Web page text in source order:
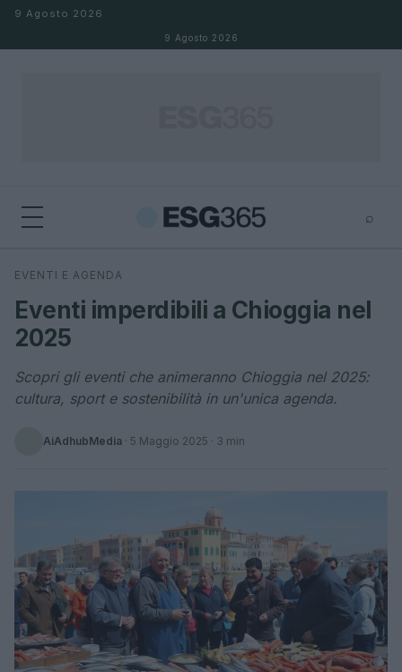
Salta al contenuto
9 Agosto 2026
9 Agosto 2026
⌕
Cerca
EVENTI E AGENDA
Eventi imperdibili a Chioggia nel
2025
Scopri gli eventi che animeranno Chioggia nel 2025:
cultura, sport e sostenibilità in un'unica agenda.
AiAdhubMedia · 5 Maggio 2025 · 3 min